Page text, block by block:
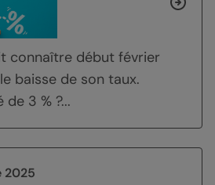
connaître début février
baisse de son taux.
3 % ?...
2025